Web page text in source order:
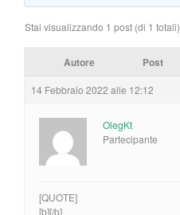
Stai visualizzando 1 post (di 1 totali)
Autore Post
14 Febbraio 2022 alle 12:12
OlegKt
Partecipante
[QUOTE]
[b][/b],